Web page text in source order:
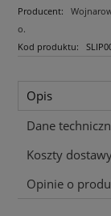
Producent:
o.
Kod produktu:
Opis
Dane
Koszty
Cena nie
Opinie o